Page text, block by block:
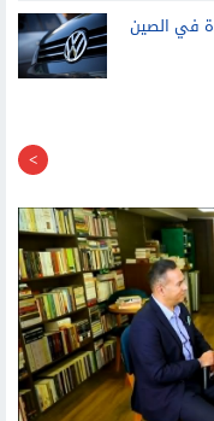
في الصين